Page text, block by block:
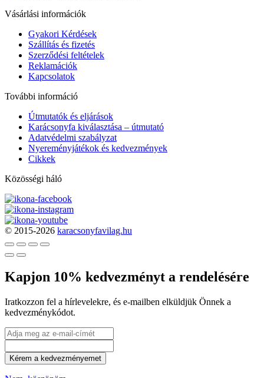
Vásárlási információk
Gyakori Kérdések
Szállítás és fizetés
Szerződési feltételek
Reklamációk
Kapcsolatok
További információ
Útmutatók és eljárások
Karácsonyfa kiválasztása – útmutató
Adatvédelmi szabályzat
Nyereményjátékok és kedvezmények
Cikkek
Közösségi háló
© 2015-2026 karacsonyfavilag.hu
Kapjon 10% kedvezményt a rendelésére
Iratkozzon fel a hírlevelekre, és e-mailben elküldjük Önnek a
kedvezménykódot.
Kérem a kedvezményemet